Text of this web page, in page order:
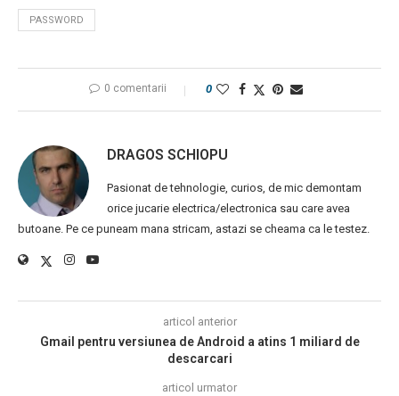
PASSWORD
0 comentarii 0
DRAGOS SCHIOPU
Pasionat de tehnologie, curios, de mic demontam
orice jucarie electrica/electronica sau care avea
butoane. Pe ce puneam mana stricam, astazi se cheama ca le testez.
articol anterior
Gmail pentru versiunea de Android a atins 1 miliard de
descarcari
articol urmator